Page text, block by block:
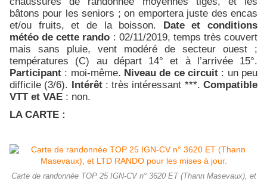
bâtons pour les seniors ; on emportera juste des encas
et/ou fruits, et de la boisson. Date et conditions
météo de cette rando : 02/11/2019, temps très couvert
mais sans pluie, vent modéré de secteur ouest ;
températures (C) au départ 14° et à l’arrivée 15°.
Participant : moi-même. Niveau de ce circuit : un peu
difficile (3/6). Intérêt: très intéressant ***.Compatible
VTT et VAE : non.
LA CARTE :
Carte de randonnée TOP 25 IGN-CV n° 3620 ET (Thann Masevaux), et